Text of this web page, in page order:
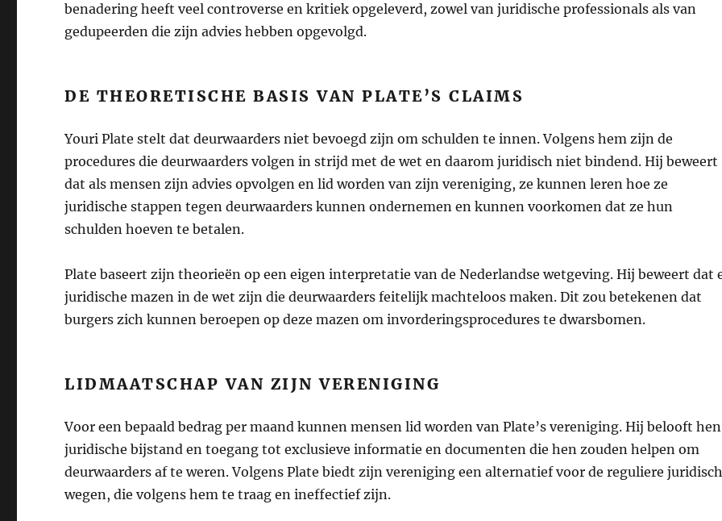
benadering heeft veel controverse en kritiek opgeleverd, zowel van juridische professionals als van
gedupeerden die zijn advies hebben opgevolgd.
DE THEORETISCHE BASIS VAN PLATE’S CLAIMS
Youri Plate stelt dat deurwaarders niet bevoegd zijn om schulden te innen. Volgens hem zijn de
procedures die deurwaarders volgen in strijd met de wet en daarom juridisch niet bindend. Hij beweert
dat als mensen zijn advies opvolgen en lid worden van zijn vereniging, ze kunnen leren hoe ze
juridische stappen tegen deurwaarders kunnen ondernemen en kunnen voorkomen dat ze hun
schulden hoeven te betalen.
Plate baseert zijn theorieën op een eigen interpretatie van de Nederlandse wetgeving. Hij beweert dat
juridische mazen in de wet zijn die deurwaarders feitelijk machteloos maken. Dit zou betekenen dat
burgers zich kunnen beroepen op deze mazen om invorderingsprocedures te dwarsbomen.
LIDMAATSCHAP VAN ZIJN VERENIGING
Voor een bepaald bedrag per maand kunnen mensen lid worden van Plate’s vereniging. Hij belooft hen
juridische bijstand en toegang tot exclusieve informatie en documenten die hen zouden helpen om
deurwaarders af te weren. Volgens Plate biedt zijn vereniging een alternatief voor de reguliere
wegen, die volgens hem te traag en ineffectief zijn.